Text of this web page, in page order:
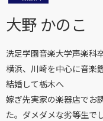
大野 かのこ
洗足学園音楽大学声楽科
横浜、川崎を中心に音楽
結婚して栃木へ
嫁ぎ先実家の楽器店でお
た。ダメダメな劣等生で